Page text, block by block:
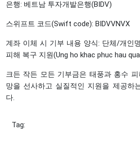
은행: 베트남 투자개발은행(BIDV)
스위프트 코드(Swift code): BIDVVNVX
계좌 이체 시 기부 내용 양식: 단체/개인
피해 복구 지원(Ung ho khac phuc hau
크든 작든 모든 기부금은 태풍과 홍수
망을 선사하고 실질적인 지원을 제공하
다.
Tag: